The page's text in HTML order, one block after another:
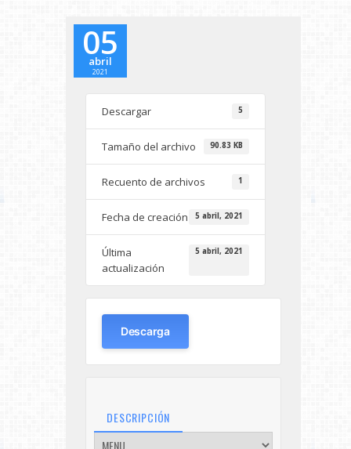
05
abril
2021
Descargar 5
Tamaño del archivo 90.83 KB
Recuento de archivos 1
Fecha de creación 5 abril, 2021
Última
actualización
5 abril, 2021
Descarga
DESCRIPCIÓN